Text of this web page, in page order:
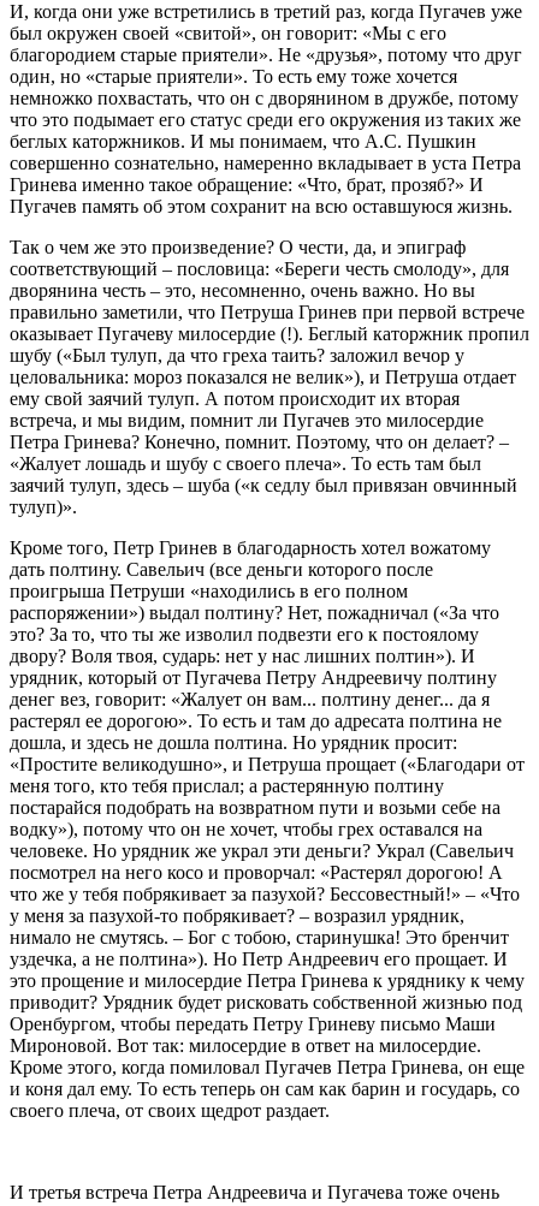
И, когда они уже встретились в третий раз, когда Пугачев уже
был окружен своей «свитой», он говорит: «Мы с его
благородием старые приятели». Не «друзья», потому что друг
один, но «старые приятели». То есть ему тоже хочется
немножко похвастать, что он с дворянином в дружбе, потому
что это подымает его статус среди его окружения из таких же
беглых каторжников. И мы понимаем, что А.С. Пушкин
совершенно сознательно, намеренно вкладывает в уста Петра
Гринева именно такое обращение: «Что, брат, прозяб?» И
Пугачев память об этом сохранит на всю оставшуюся жизнь.
Так о чем же это произведение? О чести, да, и эпиграф
соответствующий – пословица: «Береги честь смолоду», для
дворянина честь – это, несомненно, очень важно. Но вы
правильно заметили, что Петруша Гринев при первой встрече
оказывает Пугачеву милосердие (!). Беглый каторжник пропил
шубу («Был тулуп, да что греха таить? заложил вечор у
целовальника: мороз показался не велик»), и Петруша отдает
ему свой заячий тулуп. А потом происходит их вторая
встреча, и мы видим, помнит ли Пугачев это милосердие
Петра Гринева? Конечно, помнит. Поэтому, что он делает? –
«Жалует лошадь и шубу с своего плеча». То есть там был
заячий тулуп, здесь – шуба («к седлу был привязан овчинный
тулуп)».
Кроме того, Петр Гринев в благодарность хотел вожатому
дать полтину. Савельич (все деньги которого после
проигрыша Петруши «находились в его полном
распоряжении») выдал полтину? Нет, пожадничал («За что
это? За то, что ты же изволил подвезти его к постоялому
двору? Воля твоя, сударь: нет у нас лишних полтин»). И
урядник, который от Пугачева Петру Андреевичу полтину
денег вез, говорит: «Жалует он вам... полтину денег... да я
растерял ее дорогою». То есть и там до адресата полтина не
дошла, и здесь не дошла полтина. Но урядник просит:
«Простите великодушно», и Петруша прощает («Благодари от
меня того, кто тебя прислал; а растерянную полтину
постарайся подобрать на возвратном пути и возьми себе на
водку»), потому что он не хочет, чтобы грех оставался на
человеке. Но урядник же украл эти деньги? Украл (Савельич
посмотрел на него косо и проворчал: «Растерял дорогою! А
что же у тебя побрякивает за пазухой? Бессовестный!» – «Что
у меня за пазухой-то побрякивает? – возразил урядник,
нимало не смутясь. – Бог с тобою, старинушка! Это бренчит
уздечка, а не полтина»). Но Петр Андреевич его прощает. И
это прощение и милосердие Петра Гринева к уряднику к чему
приводит? Урядник будет рисковать собственной жизнью под
Оренбургом, чтобы передать Петру Гриневу письмо Маши
Мироновой. Вот так: милосердие в ответ на милосердие.
Кроме этого, когда помиловал Пугачев Петра Гринева, он еще
и коня дал ему. То есть теперь он сам как барин и государь, со
своего плеча, от своих щедрот раздает.
И третья встреча Петра Андреевича и Пугачева тоже очень